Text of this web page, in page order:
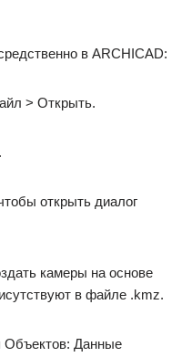
в ARCHICAD:
> Открыть.
открыть диалог
камеры на основе
в файле .kmz.
Объектов: Данные